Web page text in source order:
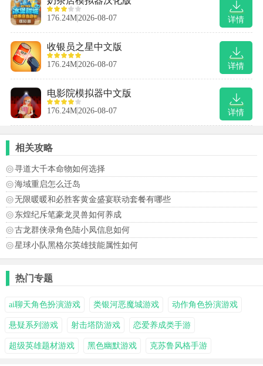
详情
176.24M2026-08-07
详情
收银员之星中文版
176.24M2026-08-07
详情
电影院模拟器中文版
176.24M2026-08-07
相关攻略
寻道大千本命物如何选择
海域重启怎么迁岛
无限暖暖和必胜客黄金盛宴联动套餐有哪些
东煌纪斥笔豪龙灵兽如何养成
古龙群侠录角色陆小凤信息如何
星球小队黑格尔英雄技能属性如何
热门专题
ai聊天角色扮演游戏 类银河恶魔城游戏 动作角色扮演游戏
悬疑系列游戏 射击塔防游戏 恋爱养成类手游
超级英雄题材游戏 黑色幽默游戏 克苏鲁风格手游